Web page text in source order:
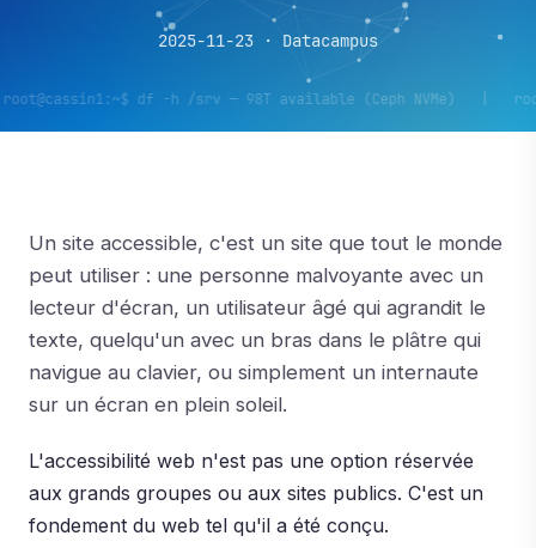
2025-11-23 · Datacampus
df -h /srv — 98T available (Ceph NVMe) |
Un site accessible, c'est un site que tout le monde
peut utiliser : une personne malvoyante avec un
lecteur d'écran, un utilisateur âgé qui agrandit le
texte, quelqu'un avec un bras dans le plâtre qui
navigue au clavier, ou simplement un internaute
sur un écran en plein soleil.
L'accessibilité web n'est pas une option réservée
aux grands groupes ou aux sites publics. C'est un
fondement du web tel qu'il a été conçu.